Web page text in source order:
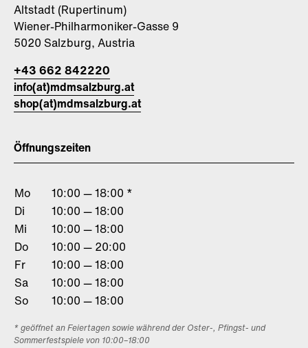
Altstadt (Rupertinum)
Wiener-Philharmoniker-Gasse 9
5020 Salzburg, Austria
+43 662 842220
info(at)mdmsalzburg.at
shop(at)mdmsalzburg.at
Öffnungszeiten
Mo
10:00 — 18:00 *
Di
10:00 — 18:00
Mi
10:00 — 18:00
Do
10:00 — 20:00
Fr
10:00 — 18:00
Sa
10:00 — 18:00
So
10:00 — 18:00
* geöffnet an Feiertagen sowie während der Oster-, Pfingst- und
Sommerfestspiele von 10:00–18:00